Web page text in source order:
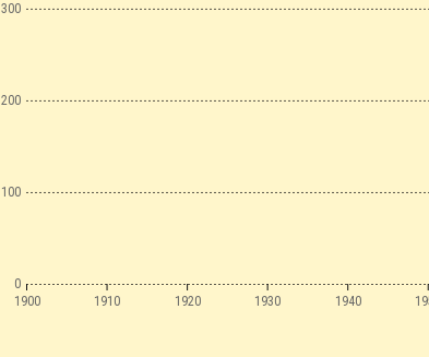
1900 1910 1920 1930 1940
0
100
200
300